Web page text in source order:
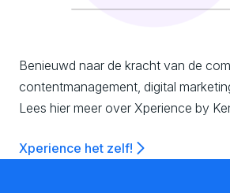
Benieuwd naar de kracht van de
contentmanagement, digital
Lees hier meer over Xperience by
Xperience het zelf!